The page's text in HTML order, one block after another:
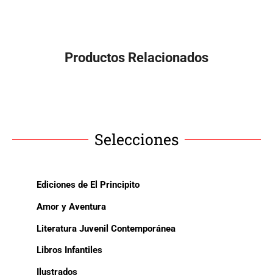
Productos Relacionados
Selecciones
Ediciones de El Principito
Amor y Aventura
Literatura Juvenil Contemporánea
Libros Infantiles
Ilustrados